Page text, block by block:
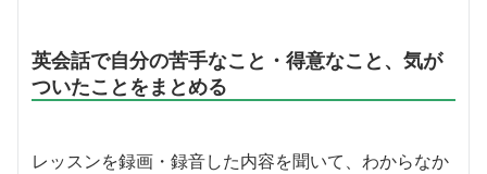
英会話で自分の苦手なこと・得意なこと、気が
ついたことをまとめる
レッスンを録画・録音した内容を聞いて、わからなか